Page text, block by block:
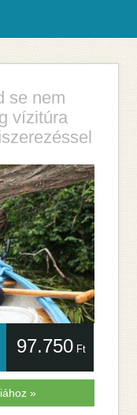
se nem
vízitúra
97.750 Ft
»